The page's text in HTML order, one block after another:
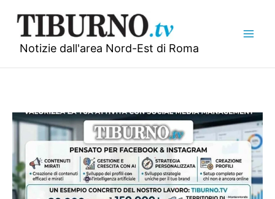
contenuto
Notizie dall'area Nord-Est di Roma